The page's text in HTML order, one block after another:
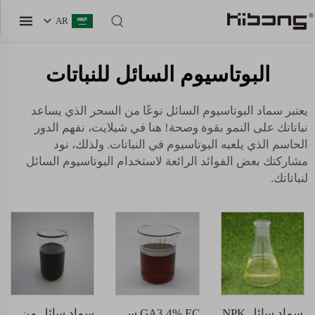
AR
البوتاسيوم السائل للنباتات
يعتبر سماد البوتاسيوم السائل نوعًا من السحر الذي يساعد
نباتاتك على النمو بقوة وصحة! هنا في شيلايت، نفهم الدور
الحاسم الذي يلعبه البوتاسيوم في النباتات. ولذلك، نود
مشاركتك بعض الفوائد الرائعة لاستخدام البوتاسيوم السائل
لنباتاتك.